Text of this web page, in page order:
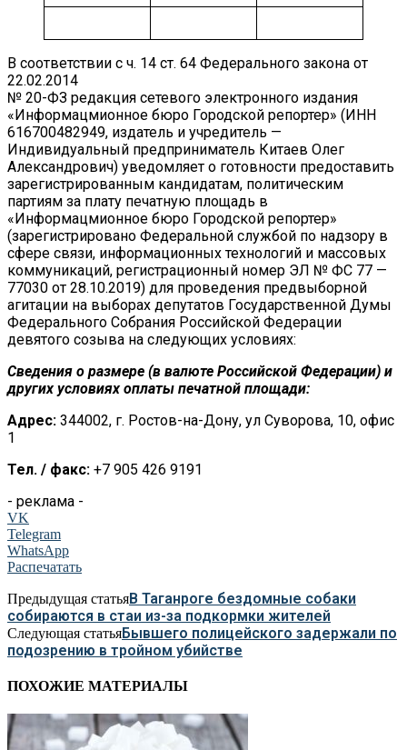
В соответствии с ч. 14 ст. 64 Федерального закона от
22.02.2014
№ 20-ФЗ редакция сетевого электронного издания
«Информацмионное бюро Городской репортер» (ИНН
616700482949, издатель и учредитель —
Индивидуальный предприниматель Китаев Олег
Александрович) уведомляет о готовности предоставить
зарегистрированным кандидатам, политическим
партиям за плату печатную площадь в
«Информацмионное бюро Городской репортер»
(зарегистрировано Федеральной службой по надзору в
сфере связи, информационных технологий и массовых
коммуникаций, регистрационный номер ЭЛ № ФС 77 —
77030 от 28.10.2019) для проведения предвыборной
агитации на выборах депутатов Государственной Думы
Федерального Собрания Российской Федерации
девятого созыва на следующих условиях:
Сведения о размере (в валюте Российской Федерации) и
других условиях оплаты печатной площади:
Адрес: 344002, г. Ростов-на-Дону, ул Суворова, 10, офис
1
Тел. / факс: +7 905 426 9191
- реклама -
VK
Telegram
WhatsApp
Распечатать
Предыдущая статьяВ Таганроге бездомные собаки
собираются в стаи из-за подкормки жителей
Следующая статьяБывшего полицейского задержали по
подозрению в тройном убийстве
ПОХОЖИЕ МАТЕРИАЛЫ